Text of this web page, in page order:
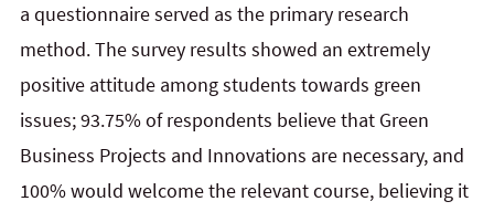
a questionnaire served as the primary research
method. The survey results showed an extremely
positive attitude among students towards green
issues; 93.75% of respondents believe that Green
Business Projects and Innovations are necessary, and
100% would welcome the relevant course, believing it